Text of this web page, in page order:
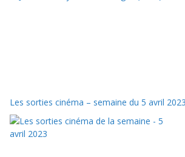
Les sorties cinéma – semaine du 5 avril 2023